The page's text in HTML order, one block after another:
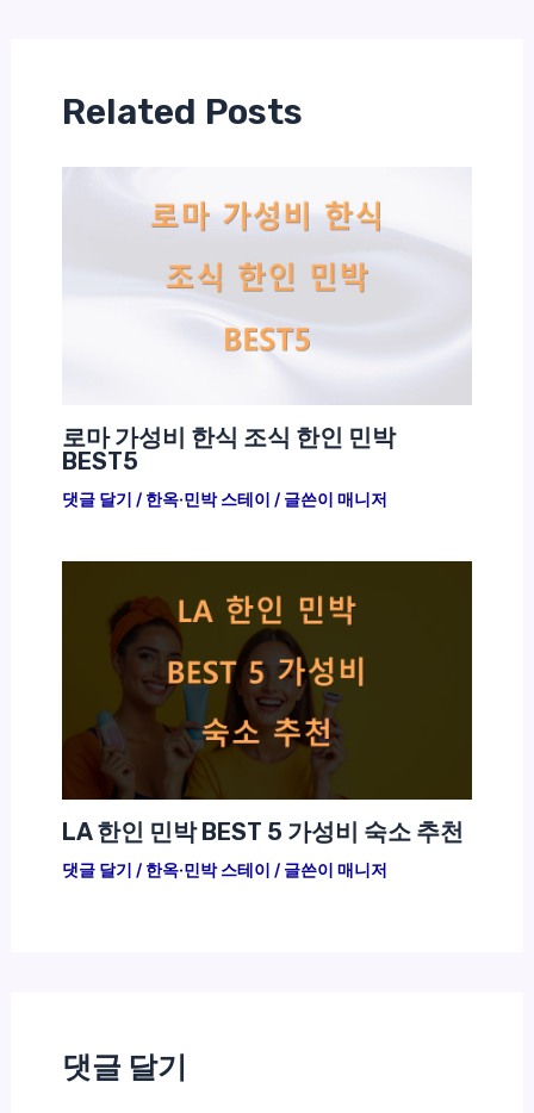
Related Posts
로마 가성비 한식 조식 한인 민박
BEST5
댓글 달기 / 한옥·민박 스테이 / 글쓴이 매니저
LA 한인 민박 BEST 5 가성비 숙소 추천
댓글 달기 / 한옥·민박 스테이 / 글쓴이 매니저
댓글 달기